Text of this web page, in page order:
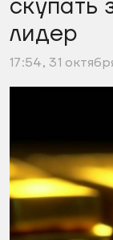
скупать
лидер
17:54, 31